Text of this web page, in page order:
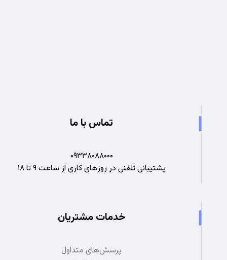
تماس با ما
۰۹۳۳۸۰۸۸۰۰۰
پشتیبانی تلفنی در روزهای کاری از ساعت ۹ تا ۱۸
خدمات مشتریان
پرسش‌های متداول